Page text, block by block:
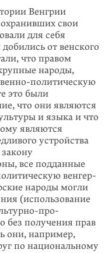
Венгрии
свои
для себя
от венского
что правом
наро­ды,
политическую
это были
что они являют­ся
и языка и что
являются
устрой­ства
все подданные
венгер­
народы могли
(использование
про­
без получения прав
они, например,
по нацио­наль­ному